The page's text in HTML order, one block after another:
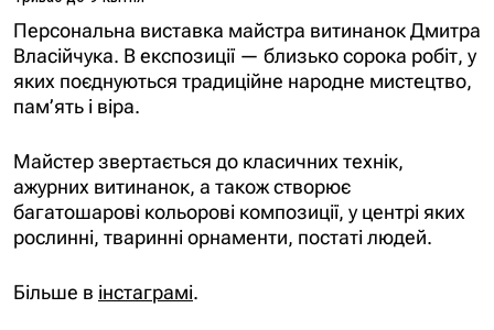
Персональна виставка майстра витинанок Дмитра
Власійчука. В експозиції — близько сорока робіт, у
яких поєднуються традиційне народне мистецтво,
пам’ять і віра.
Майстер звертається до класичних технік,
ажурних витинанок, а також створює
багатошарові кольорові композиції, у центрі яких
рослинні, тваринні орнаменти, постаті людей.
Більше в інстаграмі.